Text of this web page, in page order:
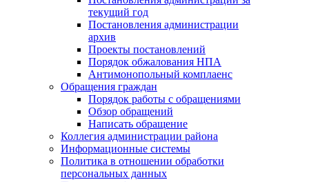
текущий год
Постановления администрации
архив
Проекты постановлений
Порядок обжалования НПА
Антимонопольный комплаенс
Обращения граждан
Порядок работы с обращениями
Обзор обращений
Написать обращение
Коллегия администрации района
Информационные системы
Политика в отношении обработки
персональных данных